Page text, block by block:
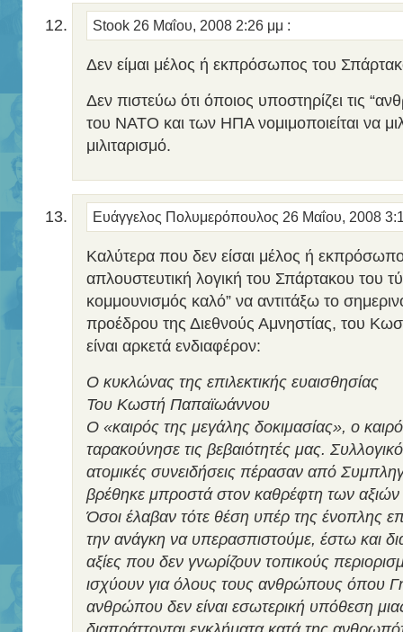
Stook 26 Μαΐου, 2008 2:26 μμ :
Δεν είμαι μέλος ή εκπρόσωπος του
Δεν πιστεύω ότι όποιος υποστηρίζει τις
του ΝΑΤΟ και των ΗΠΑ νομιμοποιείται να
μιλιταρισμό.
Ευάγγελος Πολυμερόπουλος 26 Μαΐου, 2008
Καλύτερα που δεν είσαι μέλος ή
απλουστευτική λογική του Σπάρτακου του
κομμουνισμός καλό” να αντιτάξω το
προέδρου της Διεθνούς Αμνηστίας, του
είναι αρκετά ενδιαφέρον:
Ο κυκλώνας της επιλεκτικής ευαισθησίας
Του Κωστή Παπαϊωάννου
O «καιρός της μεγάλης δοκιμασίας», ο
ταρακούνησε τις βεβαιότητές μας.
ατομικές συνειδήσεις πέρασαν από
βρέθηκε μπροστά στον καθρέφτη των αξιών
Όσοι έλαβαν τότε θέση υπέρ της ένοπλης
την ανάγκη να υπερασπιστούμε, έστω και
αξίες που δεν γνωρίζουν τοπικούς
ισχύουν για όλους τους ανθρώπους όπου
ανθρώπου δεν είναι εσωτερική υπόθεση